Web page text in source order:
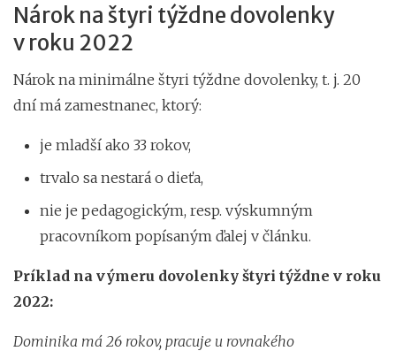
Nárok na štyri týždne dovolenky
v roku 2022
Nárok na minimálne štyri týždne dovolenky, t. j. 20
dní má zamestnanec, ktorý:
je mladší ako 33 rokov,
trvalo sa nestará o dieťa,
nie je pedagogickým, resp. výskumným
pracovníkom popísaným ďalej v článku.
Príklad na výmeru dovolenky štyri týždne v roku
2022:
Dominika má 26 rokov, pracuje u rovnakého